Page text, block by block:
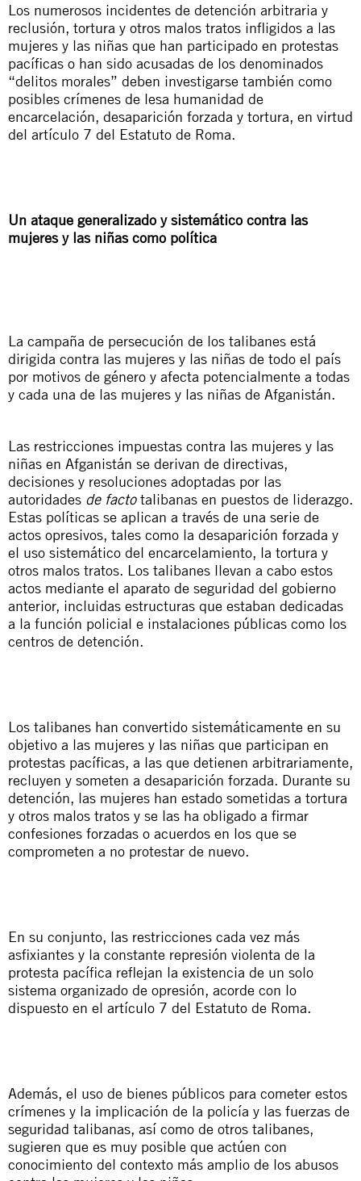
Los numerosos incidentes de detención arbitraria y
reclusión, tortura y otros malos tratos infligidos a las
mujeres y las niñas que han participado en protestas
pacíficas o han sido acusadas de los denominados
“delitos morales” deben investigarse también como
posibles crímenes de lesa humanidad de
encarcelación, desaparición forzada y tortura, en virtud
del artículo 7 del Estatuto de Roma.
Un ataque generalizado y sistemático contra las
mujeres y las niñas como política
La campaña de persecución de los talibanes está
dirigida contra las mujeres y las niñas de todo el país
por motivos de género y afecta potencialmente a todas
y cada una de las mujeres y las niñas de Afganistán.
Las restricciones impuestas contra las mujeres y las
niñas en Afganistán se derivan de directivas,
decisiones y resoluciones adoptadas por las
autoridades de factotalibanas en puestos de liderazgo.
Estas políticas se aplican a través de una serie de
actos opresivos, tales como la desaparición forzada y
el uso sistemático del encarcelamiento, la tortura y
otros malos tratos. Los talibanes llevan a cabo estos
actos mediante el aparato de seguridad del gobierno
anterior, incluidas estructuras que estaban dedicadas
a la función policial e instalaciones públicas como los
centros de detención.
Los talibanes han convertido sistemáticamente en su
objetivo a las mujeres y las niñas que participan en
protestas pacíficas, a las que detienen arbitrariamente,
recluyen y someten a desaparición forzada. Durante su
detención, las mujeres han estado sometidas a tortura
y otros malos tratos y se las ha obligado a firmar
confesiones forzadas o acuerdos en los que se
comprometen a no protestar de nuevo.
En su conjunto, las restricciones cada vez más
asfixiantes y la constante represión violenta de la
protesta pacífica reflejan la existencia de un solo
sistema organizado de opresión, acorde con lo
dispuesto en el artículo 7 del Estatuto de Roma.
Además, el uso de bienes públicos para cometer estos
crímenes y la implicación de la policía y las fuerzas de
seguridad talibanas, así como de otros talibanes,
sugieren que es muy posible que actúen con
conocimiento del contexto más amplio de los abusos